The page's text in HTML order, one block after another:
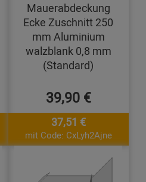
Mauerabdeckung
Ecke Zuschnitt 250
mm Aluminium
walzblank 0,8 mm
(Standard)
39,90 €
37,51 €
mit Code: CxLyh2Ajne